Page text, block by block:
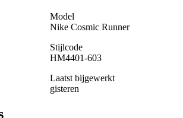
Model
Nike Cosmic Runner
Stijlcode
HM4401-603
Laatst bijgewerkt
gisteren